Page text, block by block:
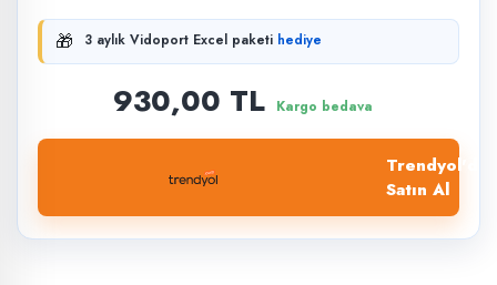
🎁 3 aylık Vidoport Excel paketi hediye
930,00 TL Kargo bedava
Trendyol'dan
Satın Al